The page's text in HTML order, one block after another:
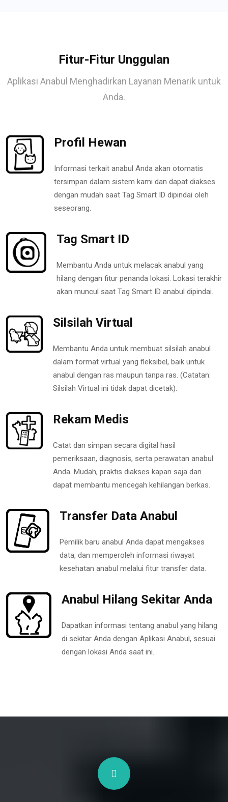
Fitur-Fitur Unggulan
Aplikasi Anabul Menghadirkan Layanan Menarik untuk
Anda.
Profil Hewan
Informasi terkait anabul Anda akan otomatis
tersimpan dalam sistem kami dan dapat diakses
dengan mudah saat Tag Smart ID dipindai oleh
seseorang.
Tag Smart ID
Membantu Anda untuk melacak anabul yang
hilang dengan fitur penanda lokasi. Lokasi terakhir
akan muncul saat Tag Smart ID anabul dipindai.
Silsilah Virtual
Membantu Anda untuk membuat silsilah anabul
dalam format virtual yang fleksibel, baik untuk
anabul dengan ras maupun tanpa ras. (Catatan:
Silsilah Virtual ini tidak dapat dicetak).
Rekam Medis
Catat dan simpan secara digital hasil
pemeriksaan, diagnosis, serta perawatan anabul
Anda. Mudah, praktis diakses kapan saja dan
dapat membantu mencegah kehilangan berkas.
Transfer Data Anabul
Pemilik baru anabul Anda dapat mengakses
data, dan memperoleh informasi riwayat
kesehatan anabul melalui fitur transfer data.
Anabul Hilang Sekitar Anda
Dapatkan informasi tentang anabul yang hilang
di sekitar Anda dengan Aplikasi Anabul, sesuai
dengan lokasi Anda saat ini.